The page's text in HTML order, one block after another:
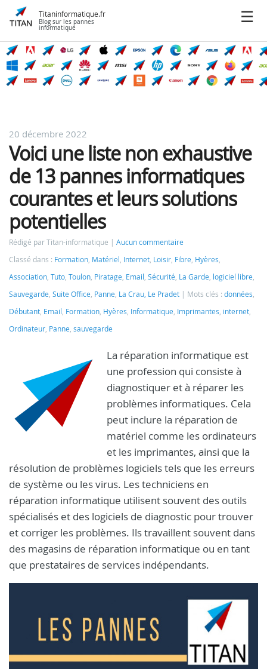
Titaninformatique.fr
Blog sur les pannes
informatique
20 décembre 2022
Voici une liste non exhaustive
de 13 pannes informatiques
courantes et leurs solutions
potentielles
Rédigé par Titan-informatique
Aucun commentaire
Classé dans : Formation, Matériel , Internet, Loisir, Fibre, Hyères,
Association, Tuto, Toulon, Piratage, Email , Sécurité, La Garde, logiciel libre,
Sauvegarde, Suite Office, Panne, La Crau, Le Pradet Mots clés : données,
Débutant, Email , Formation, Hyères, Informatique, Imprimantes, internet,
Ordinateur, Panne, sauvegarde
La réparation informatique est
une profession qui consiste à
diagnostiquer et à réparer les
problèmes informatiques. Cela
peut inclure la réparation de
matériel comme les ordinateurs
et les imprimantes, ainsi que la
résolution de problèmes logiciels tels que les erreurs
de système ou les virus. Les techniciens en
réparation informatique utilisent souvent des outils
spécialisés et des logiciels de diagnostic pour trouver
et corriger les problèmes. Ils travaillent souvent dans
des magasins de réparation informatique ou en tant
que prestataires de services indépendants.